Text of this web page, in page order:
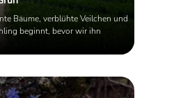
Bäume, verblühte Veilchen und
beginnt, bevor wir ihn